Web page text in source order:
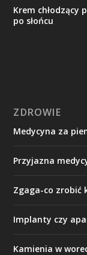
Krem chłodzący
po słońcu
ZDROWIE
Medycyna za
Przyjazna
Zgaga-co zrobić
Implanty czy
Kamienia w